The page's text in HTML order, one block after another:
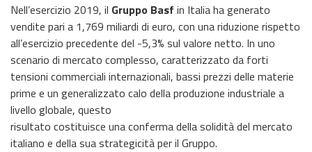
Nell’esercizio 2019, il Gruppo Basf in Italia ha generato
vendite pari a 1,769 miliardi di euro, con una riduzione rispetto
all’esercizio precedente del -5,3% sul valore netto. In uno
scenario di mercato complesso, caratterizzato da forti
tensioni commerciali internazionali, bassi prezzi delle materie
prime e un generalizzato calo della produzione industriale a
livello globale, questo
risultato costituisce una conferma della solidità del mercato
italiano e della sua strategicità per il Gruppo.